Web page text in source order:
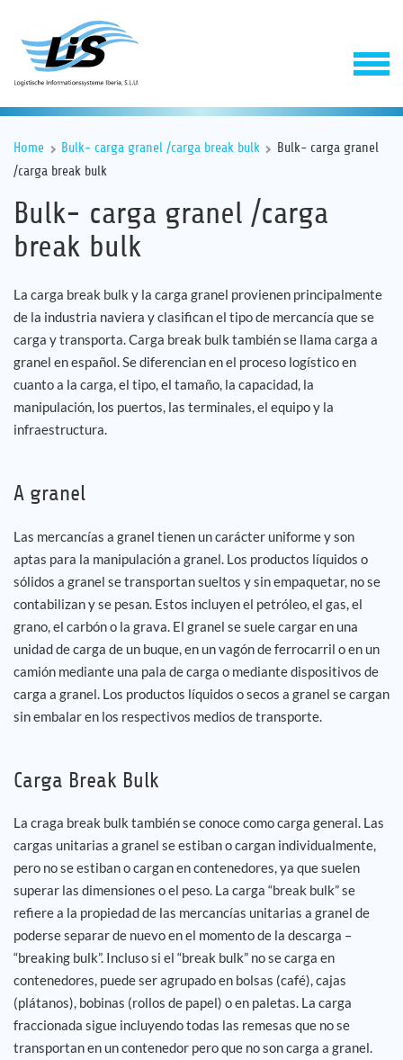
Software
Servicios
Empresa
Referencias
Noticias
Contáctenos
ES
Home Bulk- carga granel /carga break bulk
Bulk- carga granel
/carga break bulk
Bulk- carga granel /carga
break bulk
La carga break bulk y la carga granel provienen principalmente
de la industria naviera y clasifican el tipo de mercancía que se
carga y transporta. Carga break bulk también se llama carga a
granel en español. Se diferencian en el proceso logístico en
cuanto a la carga, el tipo, el tamaño, la capacidad, la
manipulación, los puertos, las terminales, el equipo y la
infraestructura.
A granel
Las mercancías a granel tienen un carácter uniforme y son
aptas para la manipulación a granel. Los productos líquidos o
sólidos a granel se transportan sueltos y sin empaquetar, no se
contabilizan y se pesan. Estos incluyen el petróleo, el gas, el
grano, el carbón o la grava. El granel se suele cargar en una
unidad de carga de un buque, en un vagón de ferrocarril o en un
camión mediante una pala de carga o mediante dispositivos de
carga a granel. Los productos líquidos o secos a granel se cargan
sin embalar en los respectivos medios de transporte.
Carga Break Bulk
La craga break bulk también se conoce como carga general. Las
cargas unitarias a granel se estiban o cargan individualmente,
pero no se estiban o cargan en contenedores, ya que suelen
superar las dimensiones o el peso. La carga “break bulk” se
refiere a la propiedad de las mercancías unitarias a granel de
poderse separar de nuevo en el momento de la descarga –
“breaking bulk”. Incluso si el “break bulk” no se carga en
contenedores, puede ser agrupado en bolsas (café), cajas
(plátanos), bobinas (rollos de papel) o en paletas. La carga
fraccionada sigue incluyendo todas las remesas que no se
transportan en un contenedor pero que no son carga a granel.